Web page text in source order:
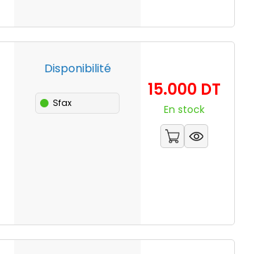
Disponibilité
Sfax
15.000 DTPrix
En stock